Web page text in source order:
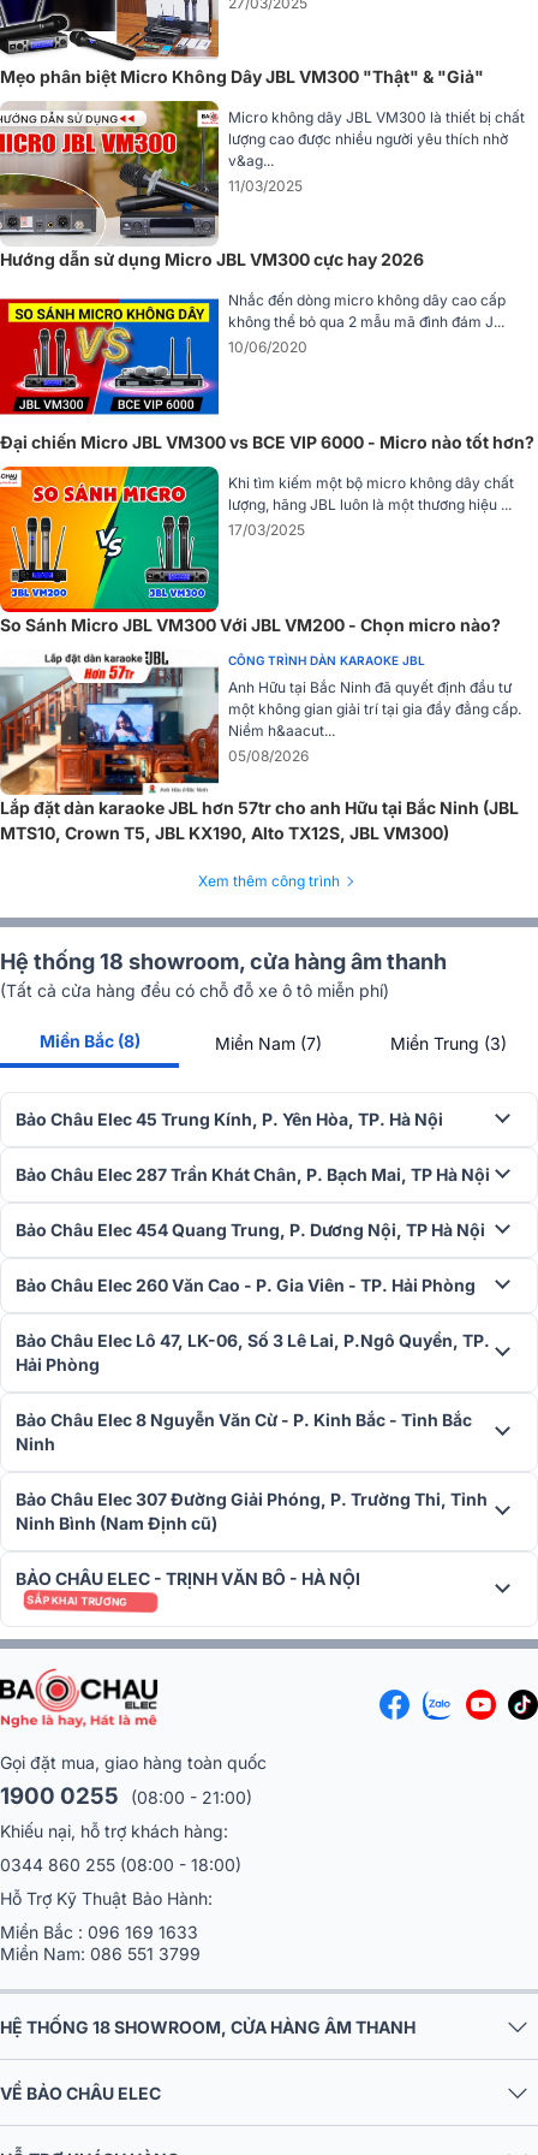
năng thu sóng
, cho phạm vi hoạt động rộng hơn, ổn định hơn, hạn
chế tình trạng nhiễu tín hiệu khi sử dụng.
Cấu tạo của phần đầu thu
Mặt trước đầu thu
Mặt sau đầu thu
Mẹo phân biệt Micro Không Dây JBL VM300 "Thật" & "Giả"
Micro không dây JBL VM300 là thiết bị chất
lượng cao được nhiều người yêu thích nhờ
v&ag...
11/03/2025
Hướng dẫn sử dụng Micro JBL VM300 cực hay 2026
Nhắc đến dòng micro không dây cao cấp
không thể bỏ qua 2 mẫu mã đình đám J...
10/06/2020
Đại chiến Micro JBL VM300 vs BCE VIP 6000 - Micro nào tốt hơn?
Khi tìm kiếm một bộ micro không dây chất
lượng, hãng JBL luôn là một thương hiệu ...
17/03/2025
So Sánh Micro JBL VM300 Với JBL VM200 - Chọn micro nào?
CÔNG TRÌNH DÀN KARAOKE JBL
Anh Hữu tại Bắc Ninh đã quyết định đầu tư
một không gian giải trí tại gia đầy đẳng cấp.
Niềm h&aacut...
05/08/2026
Lắp đặt dàn karaoke JBL hơn 57tr cho anh Hữu tại Bắc Ninh (JBL
MTS10, Crown T5, JBL KX190, Alto TX12S, JBL VM300)
Xem thêm công trình
Hệ thống 18 showroom, cửa hàng âm thanh
(Tất cả cửa hàng đều có chỗ đỗ xe ô tô miễn phí)
Miền Bắc (8) Miền Nam (7) Miền Trung (3)
Bảo Châu Elec 45 Trung Kính, P. Yên Hòa, TP. Hà Nội
Bảo Châu Elec 287 Trần Khát Chân, P. Bạch Mai, TP Hà Nội
Bảo Châu Elec 454 Quang Trung, P. Dương Nội, TP Hà Nội
Bảo Châu Elec 260 Văn Cao - P. Gia Viên - TP. Hải Phòng
Bảo Châu Elec Lô 47, LK-06, Số 3 Lê Lai, P.Ngô Quyền, TP.
Hải Phòng
Bảo Châu Elec 8 Nguyễn Văn Cừ - P. Kinh Bắc - Tỉnh Bắc
Ninh
Bảo Châu Elec 307 Đường Giải Phóng, P. Trường Thi, Tỉnh
Ninh Bình (Nam Định cũ)
BẢO CHÂU ELEC - TRỊNH VĂN BÔ - HÀ NỘI
SẮP KHAI TRƯƠNG
Gọi đặt mua, giao hàng toàn quốc
1900 0255
(08:00 - 21:00)
Khiếu nại, hỗ trợ khách hàng:
0344 860 255 (08:00 - 18:00)
Hỗ Trợ Kỹ Thuật Bảo Hành:
Miền Bắc : 096 169 1633
Miền Nam: 086 551 3799
HỆ THỐNG 18 SHOWROOM, CỬA HÀNG ÂM THANH
VỀ BẢO CHÂU ELEC